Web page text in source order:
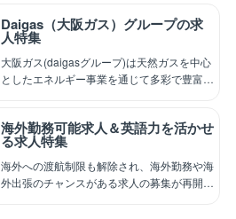
築法規や建物評価が好き、正解がある業務が
好きな方にピッタリの求人です！！
Daigas（大阪ガス）グループの求
人特集
大阪ガス(daigasグループ)は天然ガスを中心
としたエネルギー事業を通じて多彩で豊富な
ス・プラントエンジニアリングなどグループ
全体で幅広い事業展開をしています。 関西
へUターンや安定した基盤の会社で働きたい
方は是非ご覧ください！！
海外勤務可能求人＆英語力を活かせ
る求人特集
海外への渡航制限も解除され、海外勤務や海
外出張のチャンスがある求人の募集が再開さ